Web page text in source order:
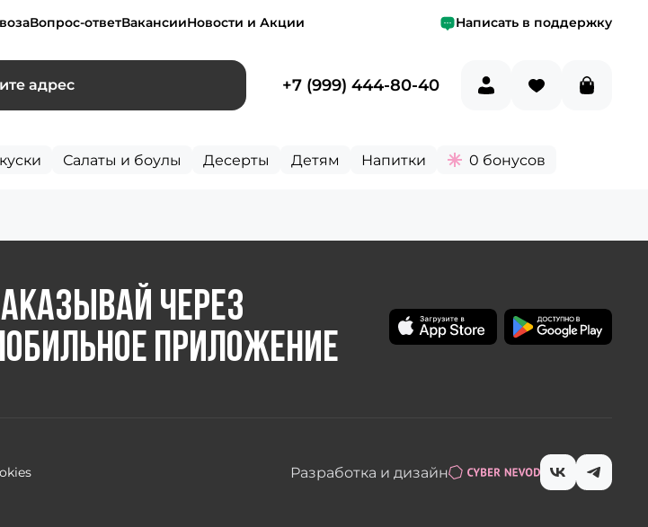
Вопрос-ответВакансииНовости и Акции Написать в поддержку
адрес +7 (999) 444-80-40
Салаты и боулы Десерты Детям Напитки 0 бонусов
через
приложение
Разработка и дизайн